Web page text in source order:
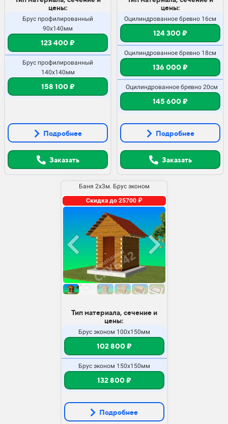
цены:
Брус профилированный
90х140мм
123 400 ₽
Брус профилированный
140х140мм
158 100 ₽
Подробнее
Заказать
цены:
Оцилиндрованное бревно 16см
124 300 ₽
Оцилиндрованное бревно 18см
136 000 ₽
Оцилиндрованное бревно 20см
145 600 ₽
Подробнее
Заказать
Баня 2х3м. Брус эконом
Скидка до 25700 ₽
Тип материала, сечение и
цены:
Брус эконом 100х150мм
102 800 ₽
Брус эконом 150х150мм
132 800 ₽
Подробнее